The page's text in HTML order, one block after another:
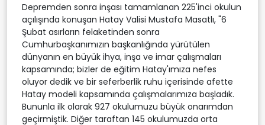
Depremden sonra inşası tamamlanan 225'inci okulun
açılışında konuşan Hatay Valisi Mustafa Masatlı, "6
Şubat asırların felaketinden sonra
Cumhurbaşkanımızın başkanlığında yürütülen
dünyanın en büyük ihya, inşa ve imar çalışmaları
kapsamında; bizler de eğitim Hatay'ımıza nefes
oluyor dedik ve bir seferberlik ruhu içerisinde afette
Hatay modeli kapsamında çalışmalarımıza başladık.
Bununla ilk olarak 927 okulumuzu büyük onarımdan
geçirmiştik. Diğer taraftan 145 okulumuzda orta